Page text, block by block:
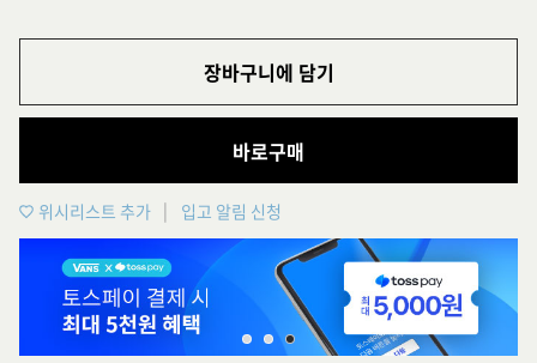
장바구니에 담기
바로구매
위시리스트 추가 입고 알림 신청